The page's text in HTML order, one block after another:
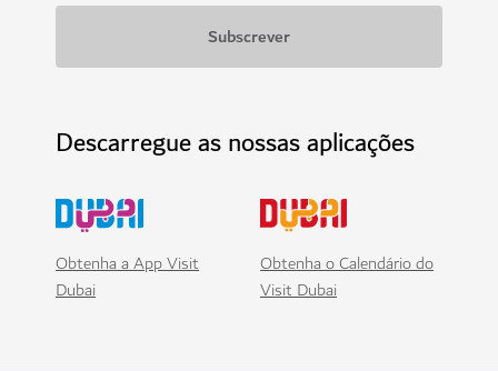
Descarregue as nossas aplicações
Obtenha a App Visit
Dubai
Obtenha o Calendário do
Visit Dubai